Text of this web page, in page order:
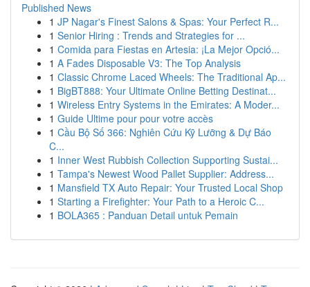
Published News
1 JP Nagar's Finest Salons & Spas: Your Perfect R...
1 Senior Hiring : Trends and Strategies for ...
1 Comida para Fiestas en Artesia: ¡La Mejor Opció...
1 A Fades Disposable V3: The Top Analysis
1 Classic Chrome Laced Wheels: The Traditional Ap...
1 BigBT888: Your Ultimate Online Betting Destinat...
1 Wireless Entry Systems in the Emirates: A Moder...
1 Guide Ultime pour pour votre accès
1 Cầu Bộ Số 366: Nghiên Cứu Kỹ Lưỡng & Dự Báo
C...
1 Inner West Rubbish Collection Supporting Sustai...
1 Tampa's Newest Wood Pallet Supplier: Address...
1 Mansfield TX Auto Repair: Your Trusted Local Shop
1 Starting a Firefighter: Your Path to a Heroic C...
1 BOLA365 : Panduan Detail untuk Pemain